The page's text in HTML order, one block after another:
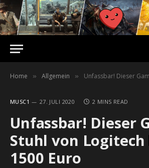
Home » Allgemein » Unfassbar! Dieser Gaming-
MUSC1 27. JULI 2020 2 MINS READ
Unfassbar! Dieser
Stuhl von
1500 Euro